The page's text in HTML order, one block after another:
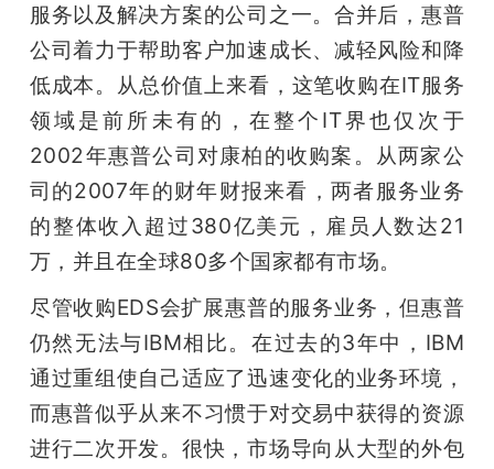
服务以及解决方案的公司之一。合并后，惠普
公司着力于帮助客户加速成长、减轻风险和降
低成本。从总价值上来看，这笔收购在IT服务
领域是前所未有的，在整个IT界也仅次于
2002年惠普公司对康柏的收购案。从两家公
司的2007年的财年财报来看，两者服务业务
的整体收入超过380亿美元，雇员人数达21
万，并且在全球80多个国家都有市场。
尽管收购EDS会扩展惠普的服务业务，但惠普
仍然无法与IBM相比。在过去的3年中，IBM
通过重组使自己适应了迅速变化的业务环境，
而惠普似乎从来不习惯于对交易中获得的资源
进行二次开发。很快，市场导向从大型的外包